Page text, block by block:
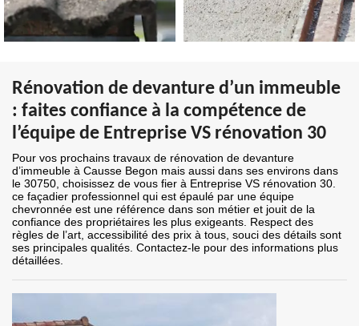
Rénovation de devanture d’un immeuble
: faites confiance à la compétence de
l’équipe de Entreprise VS rénovation 30
Pour vos prochains travaux de rénovation de devanture
d’immeuble à Causse Begon mais aussi dans ses environs dans
le 30750, choisissez de vous fier à Entreprise VS rénovation 30.
ce façadier professionnel qui est épaulé par une équipe
chevronnée est une référence dans son métier et jouit de la
confiance des propriétaires les plus exigeants. Respect des
règles de l’art, accessibilité des prix à tous, souci des détails sont
ses principales qualités. Contactez-le pour des informations plus
détaillées.